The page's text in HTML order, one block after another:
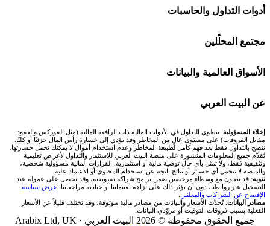
اكسنس Exness
منصة بينانس
اكس تي بي XTB
انتراكتيف بروكرز IBKR
شركات تداول في الإمارات
شركات تداول في الكويت
شركات تداول في قطر
شركات تداول في الأردن
شركات تداول في العراق
شركات تداول في فلسطين
🌍 كل البورصات العربية
🇸🇦 السوق السعودية
🇦🇪 أسواق الإمارات
🇪🇬 البورصة المصرية
🇶🇦 بورصة قطر
🇯🇴 بورصة عمّان
🇧🇭 بورصة البحرين
أدوات التداول والحاسبات
🕌 حاسبة الزكاة
💱 محول العملات
🧮 حاسبة حجم اللوت
📊 حاسبة قيمة النقطة
💰 حاسبة ربح الفوركس
📌 حاسبة النقاط المحورية
📏 حاسبة حجم المركز
مجتمع المحلّلين
🧱 حائط المجتمع
🏆 لوحة المحلّلين
✍️ اكتب تحليلك
الأسواق العالمية والبيانات
🌐 المؤشرات العالمية
🥇 سعر الذهب اليوم
🥇 أسعار الذهب والمعادن
💱 أسعار العملات والفوركس
💵 سعر الريال السعودي في مصر
عن البيت العربي
من نحن
تواصل معنا
فريق المؤلفين
مقالات تعليمية
إخلاء المسؤولية: ينطوي التداول في الأدوات المالية ذات الرافعة المالية (مثل الفوركس والعقود
مقابل الفروقات) على مستوى عالٍ من المخاطر وقد يؤدي إلى خسارة رأس المال جزئيًا أو كليًا.
ننصح بالتداول فقط بعد فهم كامل لطبيعة المخاطر وعدم استخدام أموال لا يمكنك تحمل خسارتها.
تُقدَّم جميع المعلومات المنشورة على منصة البيت العربي للاستثمار والتداول لأغراض تعليمية
وتثقيفية فقط، ولا تمثل بأي حال توصية مالية أو استثمارية. القرارات المالية مسؤولية شخصية،
والمنصة لا تتحمل أي خسائر أو نتائج ناتجة عن استخدام المحتوى أو الاعتماد عليه.
تنويه: قد نتعاون مع وسطاء مرخصين ضمن برامج شراكة تسويقية، وقد نحصل على عمولة عند
التسجيل عبر روابطنا، دون أن يؤثر ذلك على نزاهة تقييماتنا أو حيادية مراجعاتنا. عرض سياسة
الإفصاح عن الشراكات والمعلنين
مصادر البيانات: تُحدَّث الأسعار والبيانات من مصادر مالية موثوقة، وقد تختلف قليلاً عن الأسعار
الفعلية بسبب فروقات التوقيت أو مزوّدي البيانات.
جميع الحقوق محفوظة © 2026 البيت العربي · Arabix Ltd, UK